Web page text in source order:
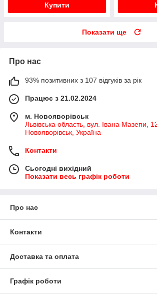
Купити
Показати ще
Про нас
93% позитивних з 107 відгуків за рік
Працює з 21.02.2024
м. Новояворівськ
Львівська область, вул. Івана Мазепи,
Новояворівськ, Україна
Контакти
Сьогодні вихідний
Показати весь графік роботи
Про нас
Контакти
Доставка та оплата
Графік роботи